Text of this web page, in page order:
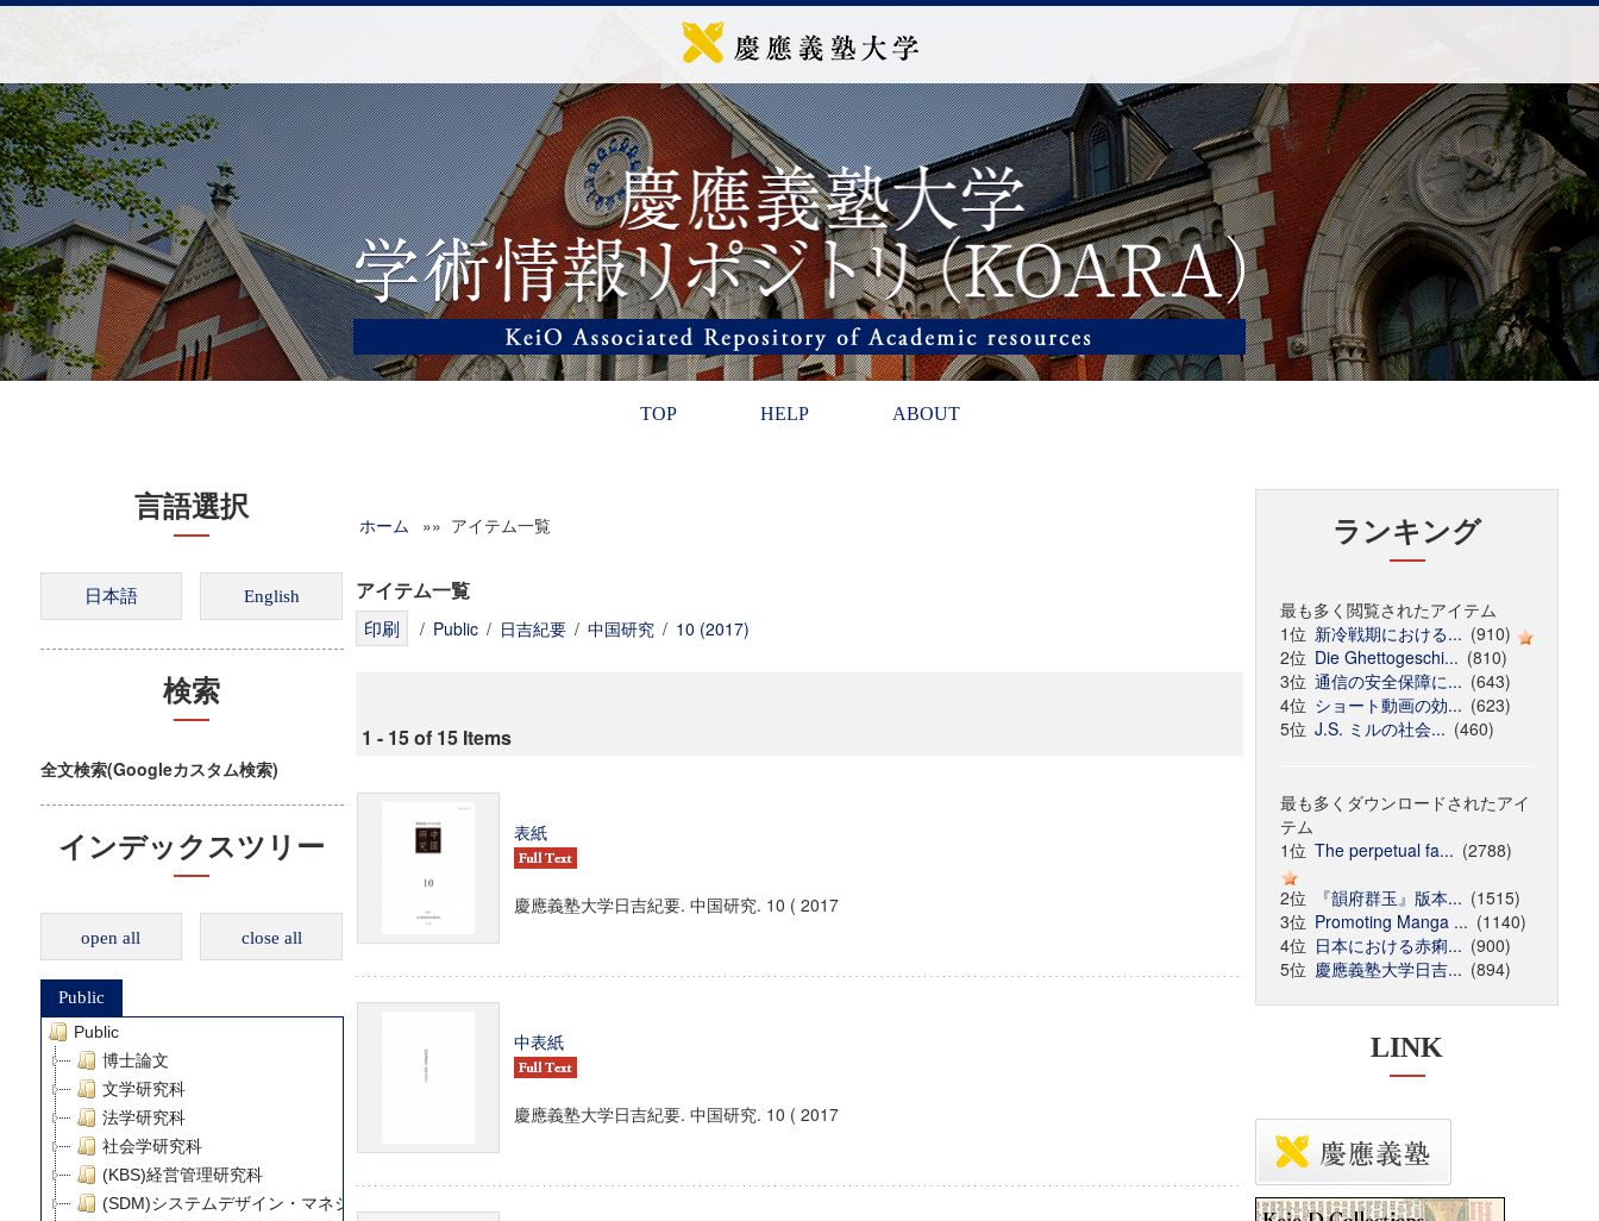
TOP HELP ABOUT
言語選択
検索
全文検索(Googleカスタム検索)
インデックスツリー
open all close all
Public
Public
博士論文
文学研究科
法学研究科
社会学研究科
(KBS)経営管理研究科
(SDM)システムデザイン・マネジメント研究科
ホーム »» アイテム一覧
アイテム一覧
/ Public / 日吉紀要 / 中国研究 / 10 (2017)
1 - 15 of 15 Items
表紙
慶應義塾大学日吉紀要. 中国研究. 10 ( 2017
中表紙
慶應義塾大学日吉紀要. 中国研究. 10 ( 2017
ランキング
最も多く閲覧されたアイテム
1位 新冷戦期における... (910)
2位 Die Ghettogeschi... (810)
3位 通信の安全保障に... (643)
4位 ショート動画の効... (623)
5位 J.S. ミルの社会... (460)
最も多くダウンロードされたアイ
テム
1位 The perpetual fa... (2788)
2位
『韻府群玉』版本... (1515)
3位 Promoting Manga ... (1140)
4位 日本における赤痢... (900)
5位 慶應義塾大学日吉... (894)
LINK